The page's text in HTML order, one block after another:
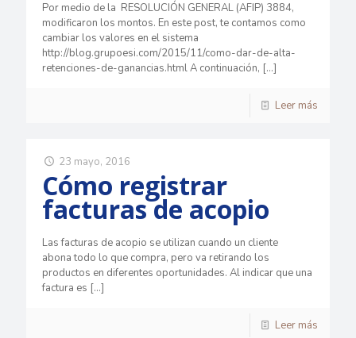
Por medio de la RESOLUCIÓN GENERAL (AFIP) 3884,
modificaron los montos. En este post, te contamos como
cambiar los valores en el sistema
http://blog.grupoesi.com/2015/11/como-dar-de-alta-
retenciones-de-ganancias.html A continuación, […]
Leer más
23 mayo, 2016
Cómo registrar
facturas de acopio
Las facturas de acopio se utilizan cuando un cliente
abona todo lo que compra, pero va retirando los
productos en diferentes oportunidades. Al indicar que una
factura es […]
Leer más